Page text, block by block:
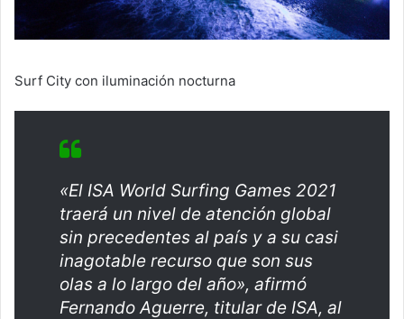
Surf City con iluminación nocturna
«El ISA World Surfing Games 2021
traerá un nivel de atención global
sin precedentes al país y a su casi
inagotable recurso que son sus
olas a lo largo del año», afirmó
Fernando Aguerre, titular de ISA, al